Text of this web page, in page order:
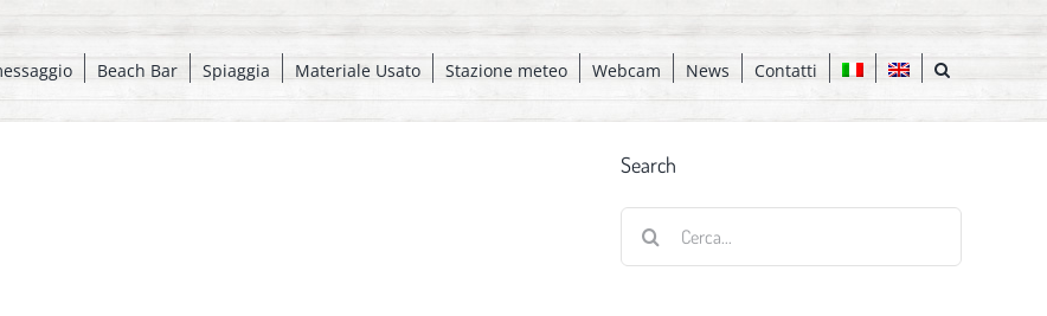
Beach Bar Spiaggia Materiale Usato Stazione meteo Webcam News Contatti
Search